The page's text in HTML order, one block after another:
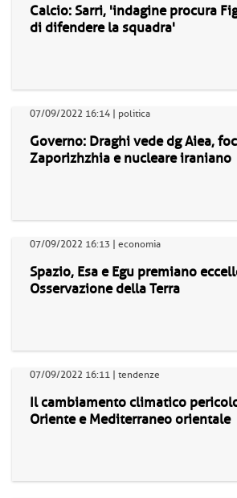
Calcio: Sarri, 'indagine procura
di difendere la squadra'
07/09/2022 16:14 | politica
Governo: Draghi vede dg Aiea,
Zaporizhzhia e nucleare iraniano
07/09/2022 16:13 | economia
Spazio, Esa e Egu premiano
Osservazione della Terra
07/09/2022 16:11 | tendenze
Il cambiamento climatico
Oriente e Mediterraneo orientale